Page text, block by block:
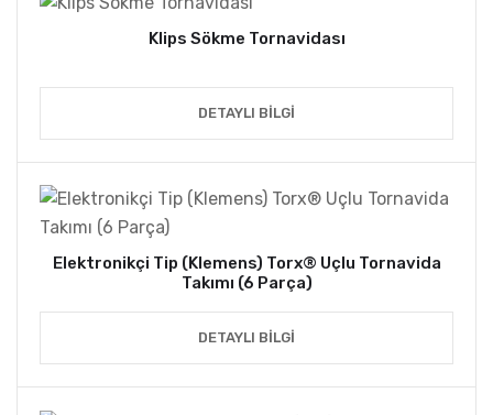
Klips Sökme Tornavidası
DETAYLI BILGI
Elektronikçi Tip (Klemens) Torx® Uçlu Tornavida
Takımı (6 Parça)
DETAYLI BILGI